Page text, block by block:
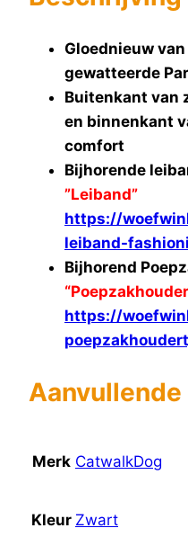
Gloednieuw
gewatteerde
Buitenkant van
en binnenkant
comfort
Bijhorende
”Leiband”
https://
leiband-
Bijhorend
https://
Merk CatwalkDog
Kleur Zwart